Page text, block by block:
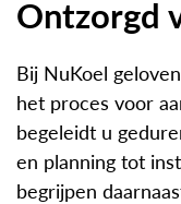
Ontzorgd
Bij NuKoel
het proces voor
begeleidt u
en planning tot
begrijpen